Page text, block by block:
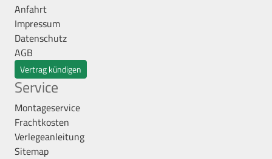
Anfahrt
Impressum
Datenschutz
AGB
Vertrag kündigen
Service
Montageservice
Frachtkosten
Verlegeanleitung
Sitemap